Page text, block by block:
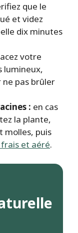
que le
et videz
dix minutes
votre
lumineux,
ne pas brûler
: en cas
la plante,
molles, puis
et aéré.